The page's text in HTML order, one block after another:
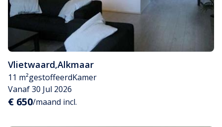
Vlietwaard,Alkmaar
11 m²gestoffeerdKamer
Vanaf 30 Jul 2026
€ 650/maand incl.